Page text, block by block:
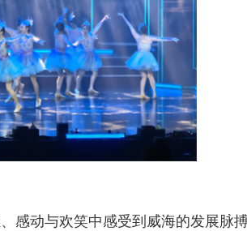
动与欢笑中感受到威海的发展脉